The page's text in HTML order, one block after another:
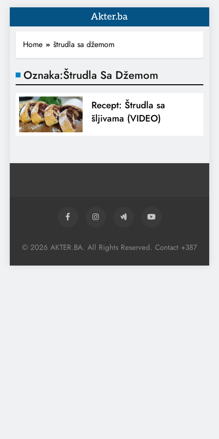
Akter.ba
Home štrudla sa džemom
Oznaka:Štrudla Sa Džemom
Recept: Štrudla sa
šljivama (VIDEO)
© 2026 AKTER.BA. All Rights Reserved. Contact +387